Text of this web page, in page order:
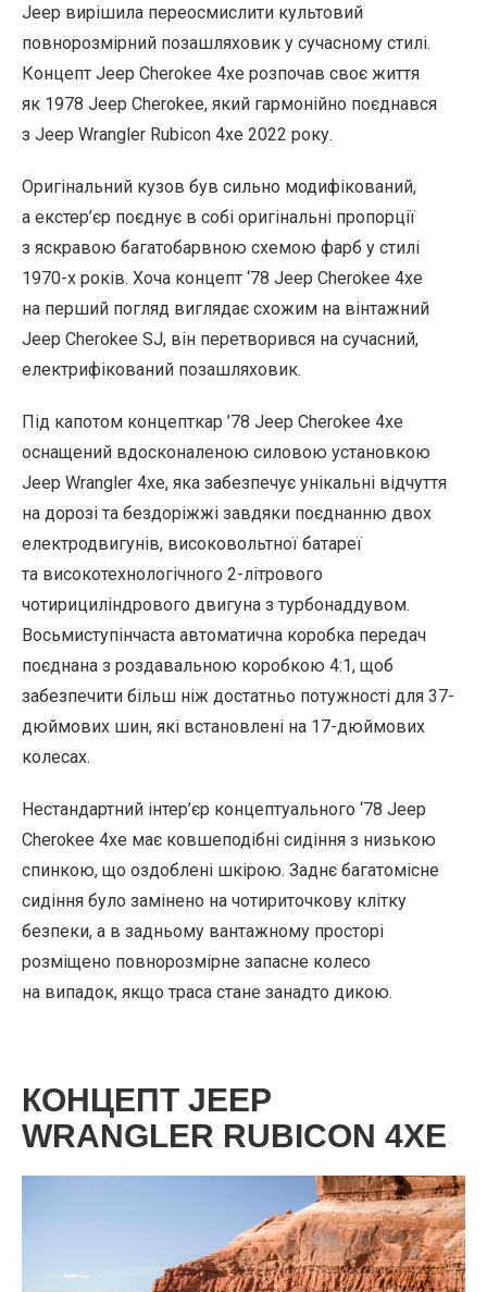
Jeep вирішила переосмислити культовий
повнорозмірний позашляховик у сучасному стилі.
Концепт Jeep Cherokee 4xe розпочав своє життя
як 1978 Jeep Cherokee, який гармонійно поєднався
з Jeep Wrangler Rubicon 4xe 2022 року.
Оригінальний кузов був сильно модифікований,
а екстер’єр поєднує в собі оригінальні пропорції
з яскравою багатобарвною схемою фарб у стилі
1970-х років. Хоча концепт ‘78 Jeep Cherokee 4xe
на перший погляд виглядає схожим на вінтажний
Jeep Cherokee SJ, він перетворився на сучасний,
електрифікований позашляховик.
Під капотом концепткар ’78 Jeep Cherokee 4xe
оснащений вдосконаленою силовою установкою
Jeep Wrangler 4xe, яка забезпечує унікальні відчуття
на дорозі та бездоріжжі завдяки поєднанню двох
електродвигунів, високовольтної батареї
та високотехнологічного 2-літрового
чотирициліндрового двигуна з турбонаддувом.
Восьмиступінчаста автоматична коробка передач
поєднана з роздавальною коробкою 4:1, щоб
забезпечити більш ніж достатньо потужності для 37-
дюймових шин, які встановлені на 17-дюймових
колесах.
Нестандартний інтер’єр концептуального ‘78 Jeep
Cherokee 4xe має ковшеподібні сидіння з низькою
спинкою, що оздоблені шкірою. Заднє багатомісне
сидіння було замінено на чотириточкову клітку
безпеки, а в задньому вантажному просторі
розміщено повнорозмірне запасне колесо
на випадок, якщо траса стане занадто дикою.
КОНЦЕПТ JEEP
WRANGLER RUBICON 4XE